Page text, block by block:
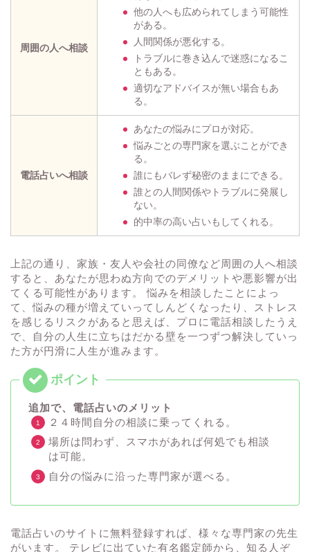
周囲の人へ相談
他の人へも広められてしまう可能性
がある。
人間関係が悪化する。
トラブルに巻き込んで迷惑になるこ
ともある。
適切なアドバイスが無い場合もあ
る。
電話占いへ相談
あなたの悩みにプロが対応。
悩みごとの専門家を選ぶことができ
る。
誰にもバレず秘密のままにできる。
誰との人間関係やトラブルに発展し
ない。
的中率の高い占いもしてくれる。
上記の通り、家族・友人や会社の同僚など周囲の人へ相談
すると、あなたが思わぬ方向でのデメリットや悪影響が出
てくる可能性があります。 悩みを相談したことによっ
て、悩みの種が増えていってしんどくなったり、ストレス
を感じるリスクがあると思えば、プロに電話相談したうえ
で、自分の人生に立ちはだかる壁を一つずつ解決していっ
た方が円滑に人生が進みます。
追加で、電話占いのメリット
２４時間自分の相談に乗ってくれる。
場所は問わず、スマホがあれば何処でも相談
は可能。
自分の悩みに沿った専門家が選べる。
電話占いのサイトに無料登録すれば、様々な専門家の先生
がいます。 テレビに出ていた有名鑑定師から、知る人ぞ